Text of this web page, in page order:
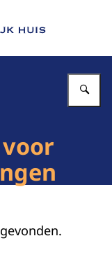
Koninklijk Huis